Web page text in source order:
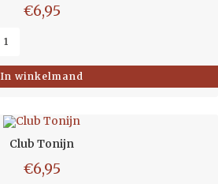
€6,95
In winkelmand
Club Tonijn
€6,95